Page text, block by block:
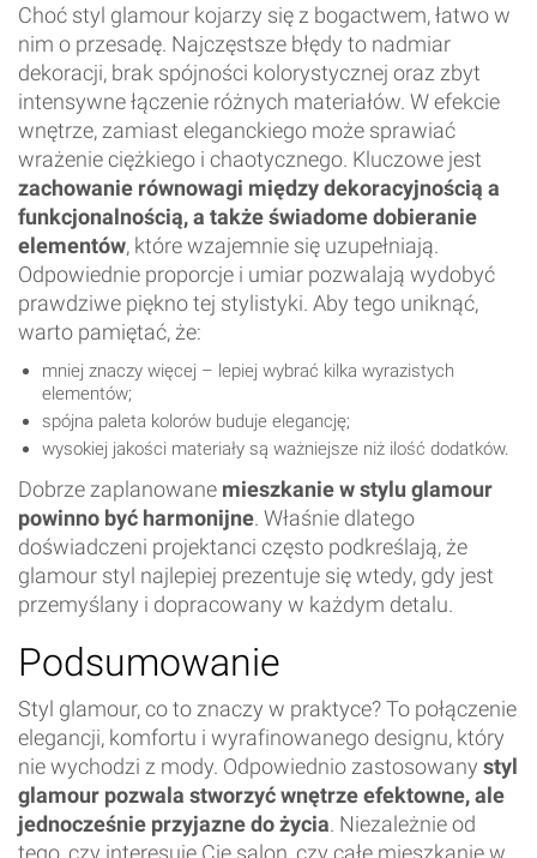
Choć styl glamour kojarzy się z bogactwem, łatwo w
nim o przesadę. Najczęstsze błędy to nadmiar
dekoracji, brak spójności kolorystycznej oraz zbyt
intensywne łączenie różnych materiałów. W efekcie
wnętrze, zamiast eleganckiego może sprawiać
wrażenie ciężkiego i chaotycznego. Kluczowe jest
zachowanie równowagi między dekoracyjnością a
funkcjonalnością, a także świadome dobieranie
elementów, które wzajemnie się uzupełniają.
Odpowiednie proporcje i umiar pozwalają wydobyć
prawdziwe piękno tej stylistyki. Aby tego uniknąć,
warto pamiętać, że:
mniej znaczy więcej – lepiej wybrać kilka wyrazistych
elementów;
spójna paleta kolorów buduje elegancję;
wysokiej jakości materiały są ważniejsze niż ilość dodatków.
Dobrze zaplanowane mieszkanie w stylu glamour
powinno być harmonijne. Właśnie dlatego
doświadczeni projektanci często podkreślają, że
glamour styl najlepiej prezentuje się wtedy, gdy jest
przemyślany i dopracowany w każdym detalu.
Podsumowanie
Styl glamour, co to znaczy w praktyce? To połączenie
elegancji, komfortu i wyrafinowanego designu, który
nie wychodzi z mody. Odpowiednio zastosowany styl
glamour pozwala stworzyć wnętrze efektowne, ale
jednocześnie przyjazne do życia. Niezależnie od
tego, czy interesuje Cię salon, czy całe mieszkanie w